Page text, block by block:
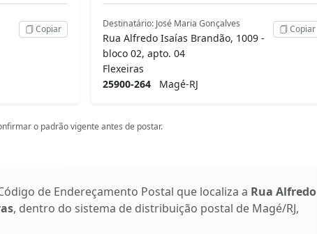
Copiar Destinatário: José Maria Gonçalves
Rua Alfredo Isaías Brandão, 1009 -
bloco 02, apto. 04
Flexeiras
25900-264 Magé-RJ
Copiar
o padrão vigente antes de postar.
de Endereçamento Postal que localiza a Rua Alfredo
, dentro do sistema de distribuição postal de Magé/RJ,